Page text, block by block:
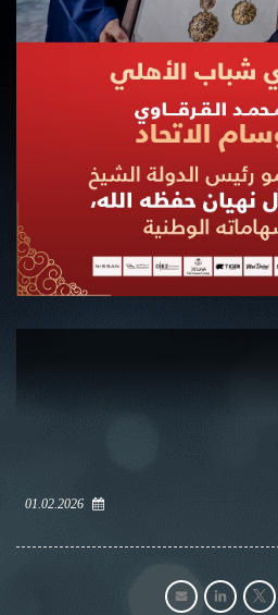
01.02.2026